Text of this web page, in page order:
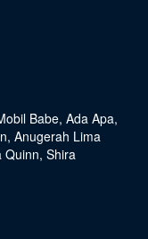
Babe, Ada Apa,
, Anugerah Lima
Quinn, Shira